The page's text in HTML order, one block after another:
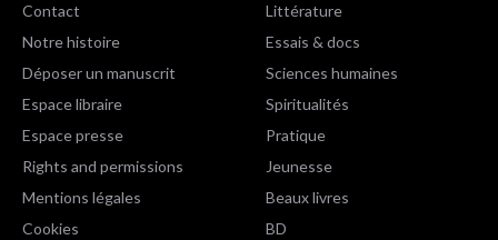
Contact
Notre histoire
Déposer un manuscrit
Espace libraire
Espace presse
Rights and permissions
Mentions légales
Cookies
Littérature
Essais & docs
Sciences humaines
Spiritualités
Pratique
Jeunesse
Beaux livres
BD